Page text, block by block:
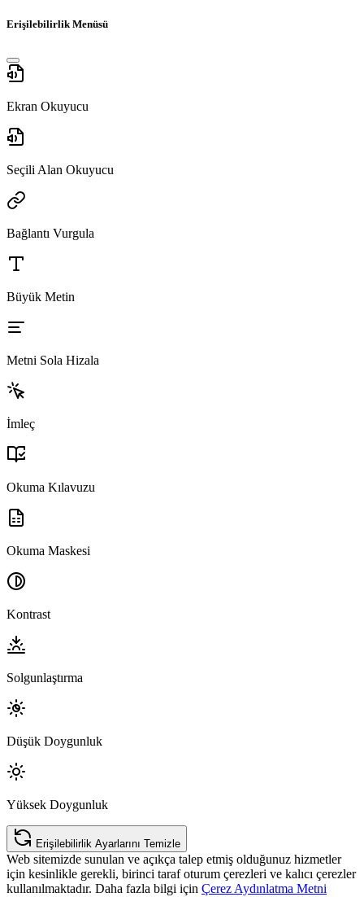
Erişilebilirlik Menüsü
Ekran Okuyucu
Seçili Alan Okuyucu
Bağlantı Vurgula
Büyük Metin
Metni Sola Hizala
İmleç
Okuma Kılavuzu
Okuma Maskesi
Kontrast
Solgunlaştırma
Düşük Doygunluk
Yüksek Doygunluk
Erişilebilirlik Ayarlarını Temizle
Web sitemizde sunulan ve açıkça talep etmiş olduğunuz hizmetler
için kesinlikle gerekli, birinci taraf oturum çerezleri ve kalıcı çerezler
kullanılmaktadır. Daha fazla bilgi için Çerez Aydınlatma Metni